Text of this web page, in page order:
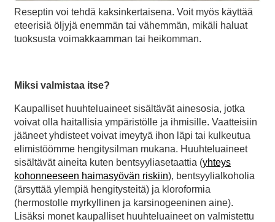
Reseptin voi tehdä kaksinkertaisena. Voit myös käyttää
eteerisiä öljyjä enemmän tai vähemmän, mikäli haluat
tuoksusta voimakkaamman tai heikomman.
Miksi valmistaa itse?
Kaupalliset huuhteluaineet sisältävät ainesosia, jotka
voivat olla haitallisia ympäristölle ja ihmisille. Vaatteisiin
jääneet yhdisteet voivat imeytyä ihon läpi tai kulkeutua
elimistöömme hengitysilman mukana. Huuhteluaineet
sisältävät aineita kuten bentsyyliasetaattia (yhteys
kohonneeseen haimasyövän riskiin), bentsyylialkoholia
(ärsyttää ylempiä hengitysteitä) ja kloroformia
(hermostolle myrkyllinen ja karsinogeeninen aine).
Lisäksi monet kaupalliset huuhteluaineet on valmistettu